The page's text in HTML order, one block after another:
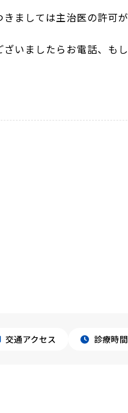
ましては主治医の許可が
ざいましたらお電話、も
交通アクセス 診療時間